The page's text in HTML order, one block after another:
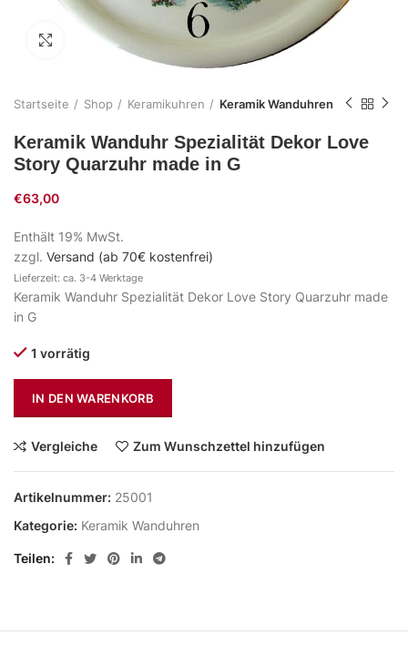
Zum Vergrößern klicken
Startseite Shop Keramikuhren Keramik Wanduhren
Keramik Wanduhr Spezialität Dekor Love
Story Quarzuhr made in G
€63,00
Enthält 19% MwSt.
zzgl. Versand (ab 70€ kostenfrei)
Lieferzeit: ca. 3-4 Werktage
Keramik Wanduhr Spezialität Dekor Love Story Quarzuhr made
in G
1 vorrätig
IN DEN WARENKORB
Vergleiche Zum Wunschzettel hinzufügen
Artikelnummer: 25001
Kategorie: Keramik Wanduhren
Teilen